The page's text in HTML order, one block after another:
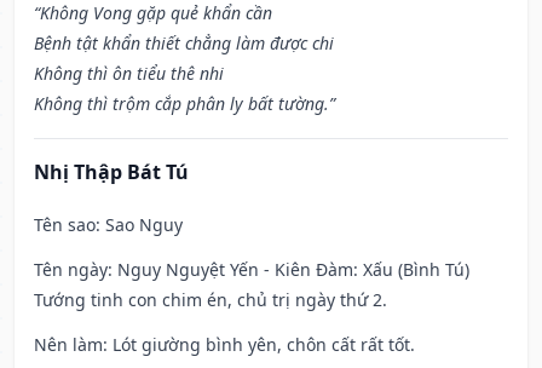
“Không Vong gặp quẻ khẩn cần
Bệnh tật khẩn thiết chẳng làm được chi
Không thì ôn tiểu thê nhi
Không thì trộm cắp phân ly bất tường.”
Nhị Thập Bát Tú
Tên sao: Sao Nguy
Tên ngày: Nguy Nguyệt Yến - Kiên Đàm: Xấu (Bình Tú)
Tướng tinh con chim én, chủ trị ngày thứ 2.
Nên làm: Lót giường bình yên, chôn cất rất tốt.